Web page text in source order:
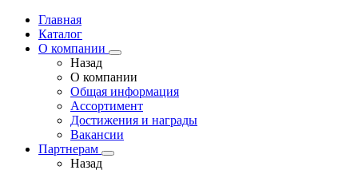
Главная
Каталог
О компании
Назад
О компании
Общая информация
Ассортимент
Достижения и награды
Вакансии
Партнерам
Назад